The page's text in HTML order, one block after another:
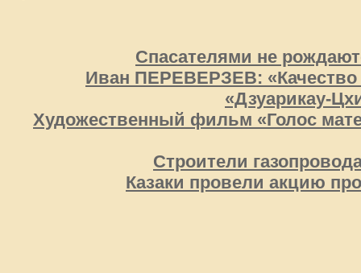
Спасателями не
Иван ПЕРЕВЕРЗЕВ: «Качество
«Дзуарикау-
Художественный фильм «Голос
Строители
Казаки провели акцию